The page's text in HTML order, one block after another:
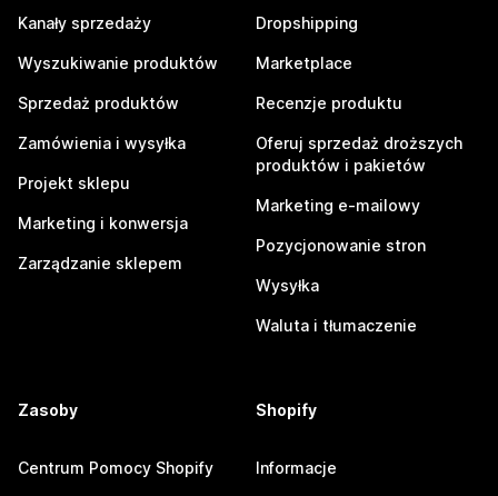
Kanały sprzedaży
Wyszukiwanie produktów
Sprzedaż produktów
Zamówienia i wysyłka
Projekt sklepu
Marketing i konwersja
Zarządzanie sklepem
Dropshipping
Marketplace
Recenzje produktu
Oferuj sprzedaż droższych
produktów i pakietów
Marketing e-mailowy
Pozycjonowanie stron
Wysyłka
Waluta i tłumaczenie
Zasoby
Centrum Pomocy Shopify
Shopify
Informacje